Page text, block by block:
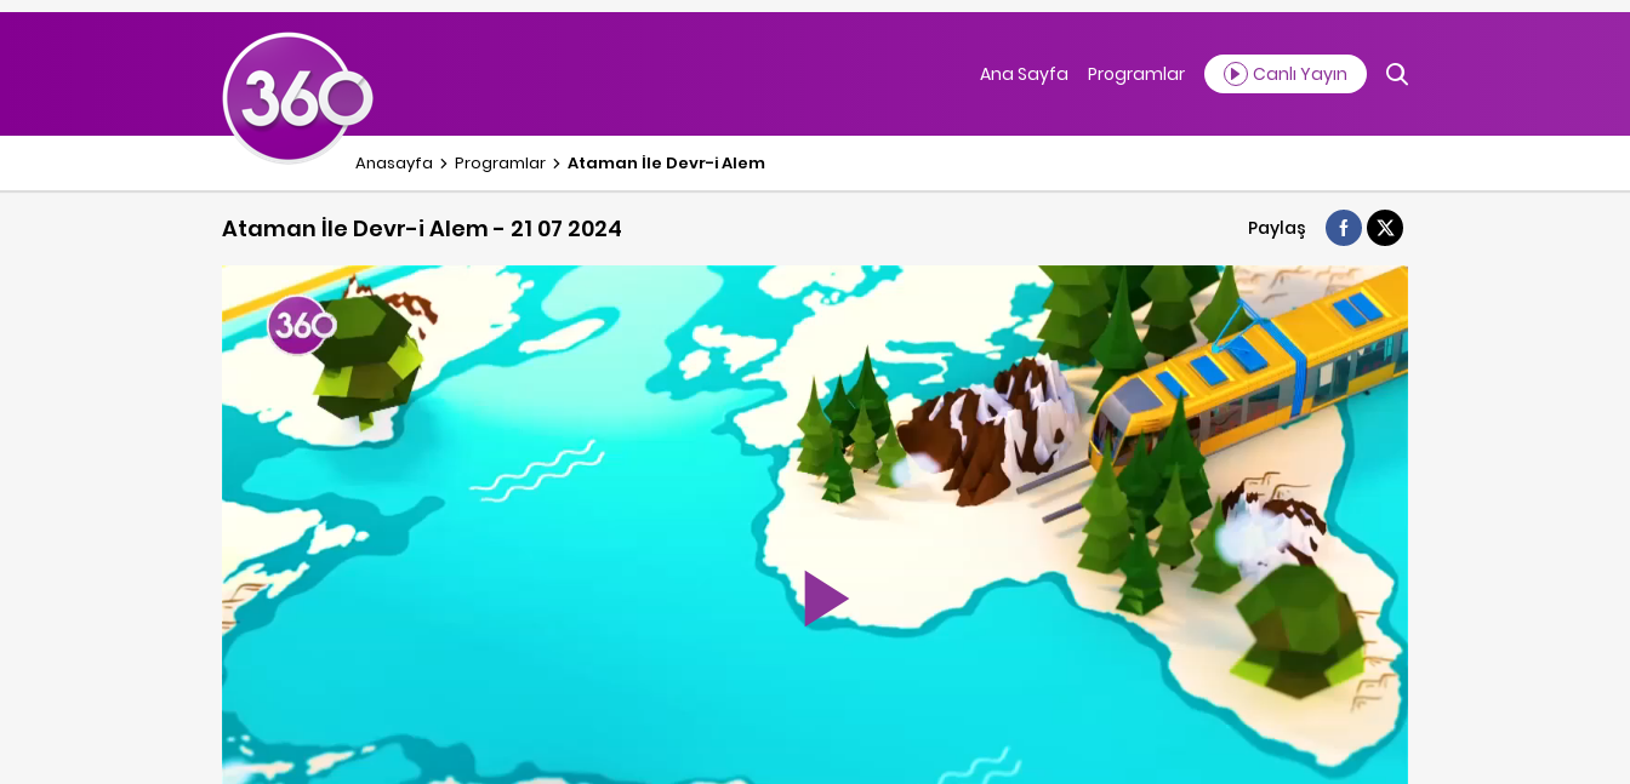
Ana Sayfa Programlar Canlı Yayın
Anasayfa Programlar Ataman İle Devr-i Alem
Ataman İle Devr-i Alem - 21 07 2024 Paylaş
Play
Video